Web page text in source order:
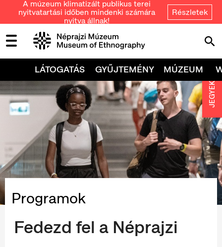
A múzeum klimatizált publikus terei
nyitvatartási időben mindenki számára
nyitva állnak!
Részletek
LÁTOGATÁS GYŰJTEMÉNY MÚZEUM
Programok
Fedezd fel a Néprajzi
JEGYEK